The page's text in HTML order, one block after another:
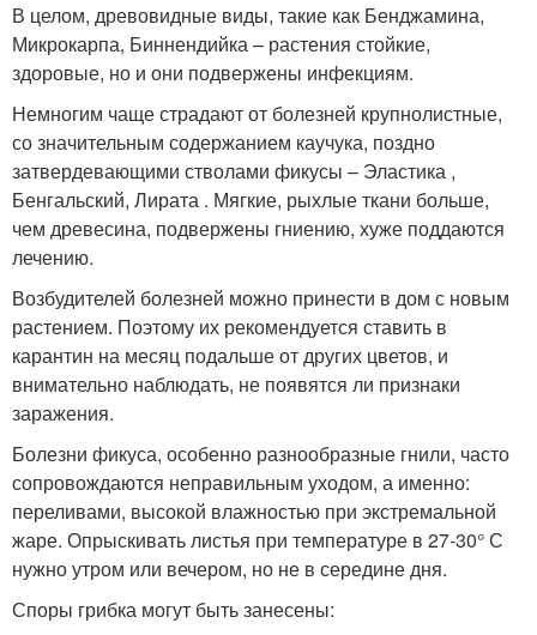
В целом, древовидные виды, такие как Бенджамина,
Микрокарпа, Биннендийка – растения стойкие,
здоровые, но и они подвержены инфекциям.
Немногим чаще страдают от болезней крупнолистные,
со значительным содержанием каучука, поздно
затвердевающими стволами фикусы – Эластика ,
Бенгальский, Лирата . Мягкие, рыхлые ткани больше,
чем древесина, подвержены гниению, хуже поддаются
лечению.
Возбудителей болезней можно принести в дом с новым
растением. Поэтому их рекомендуется ставить в
карантин на месяц подальше от других цветов, и
внимательно наблюдать, не появятся ли признаки
заражения.
Болезни фикуса, особенно разнообразные гнили, часто
сопровождаются неправильным уходом, а именно:
переливами, высокой влажностью при экстремальной
жаре. Опрыскивать листья при температуре в 27-30° С
нужно утром или вечером, но не в середине дня.
Споры грибка могут быть занесены: